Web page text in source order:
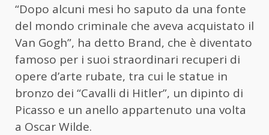
“Dopo alcuni mesi ho saputo da una fonte
del mondo criminale che aveva acquistato il
Van Gogh”, ha detto Brand, che è diventato
famoso per i suoi straordinari recuperi di
opere d’arte rubate, tra cui le statue in
bronzo dei “Cavalli di Hitler”, un dipinto di
Picasso e un anello appartenuto una volta
a Oscar Wilde.